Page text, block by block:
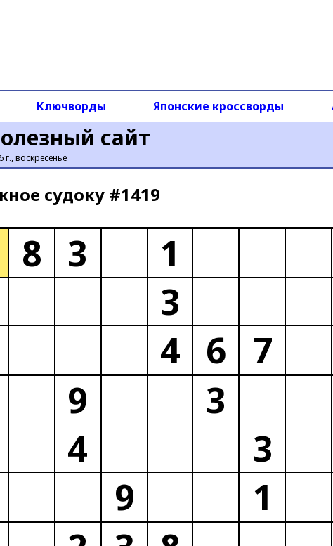
сайт
г., воскресенье
Ключворды Японские кроссворды
cудоку #1419
8 3 1
3
4 6 7
9
3
4 3
9
1